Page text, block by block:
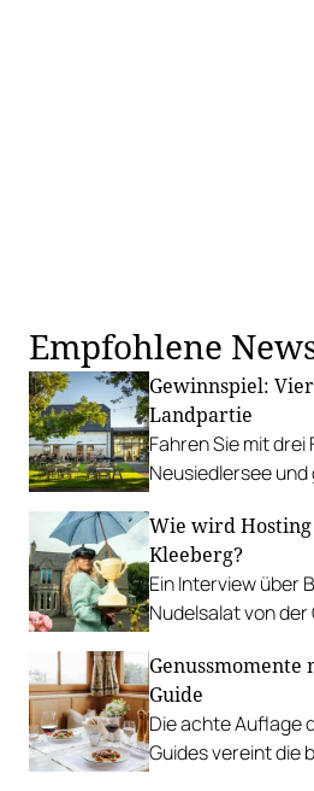
Empfohlene
Gewinnspiel:
Landpartie
Fahren Sie mit
Neusiedlersee und
Kochstationen und
Weingütern.
Wie wird
Kleeberg?
Ein Interview über
Nudelsalat von der
und ein „freches,
Kochbuch“.
Guide
Die achte Auflage
Guides vereint die